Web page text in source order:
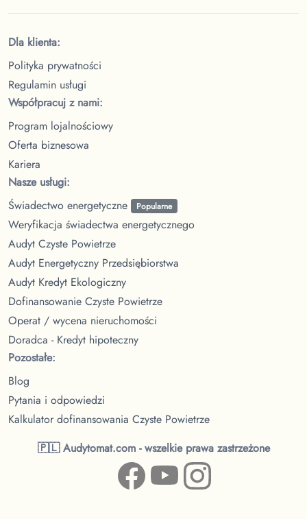
Dla klienta:
Polityka prywatności
Regulamin usługi
Współpracuj z nami:
Program lojalnościowy
Oferta biznesowa
Kariera
Nasze usługi:
Świadectwo energetyczne
Popularne
Weryfikacja świadectwa energetycznego
Audyt Czyste Powietrze
Audyt Energetyczny Przedsiębiorstwa
Audyt Kredyt Ekologiczny
Dofinansowanie Czyste Powietrze
Operat / wycena nieruchomości
Doradca - Kredyt hipoteczny
Pozostałe:
Blog
Pytania i odpowiedzi
Kalkulator dofinansowania Czyste Powietrze
🇵🇱 Audytomat.com - wszelkie prawa zastrzeżone